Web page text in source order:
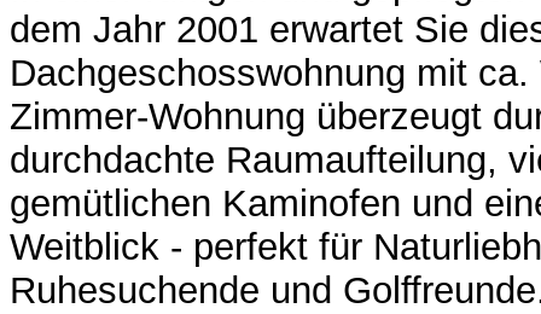
dem Jahr 2001 erwartet Sie
Dachgeschosswohnung mit
Zimmer-Wohnung überzeugt
durchdachte Raumaufteilung,
gemütlichen Kaminofen und
Weitblick - perfekt für
Ruhesuchende und